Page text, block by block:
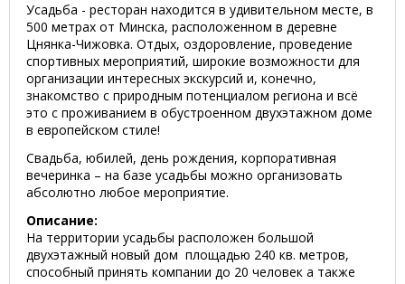
Усадьба - ресторан находится в удивительном месте, в
500 метрах от Минска, расположенном в деревне
Цнянка-Чижовка. Отдых, оздоровление, проведение
спортивных мероприятий, широкие возможности для
организации интересных экскурсий и, конечно,
знакомство с природным потенциалом региона и всё
это с проживанием в обустроенном двухэтажном доме
в европейском стиле!
Свадьба, юбилей, день рождения, корпоративная
вечеринка – на базе усадьбы можно организовать
абсолютно любое мероприятие.
Описание:
На территории усадьбы расположен большой
двухэтажный новый дом площадью 240 кв. метров,
способный принять компании до 20 человек а также